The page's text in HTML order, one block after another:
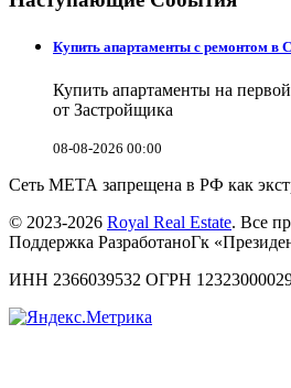
Купить апартаменты с ремонтом в
Купить апартаменты на
от Застройщика
08-08-2026 00:00
Сеть МЕТА запрещена в РФ как
© 2023-2026 Royal Real Estate. Все
Поддержка РазработаноГк
ИНН 2366039532 ОГРН